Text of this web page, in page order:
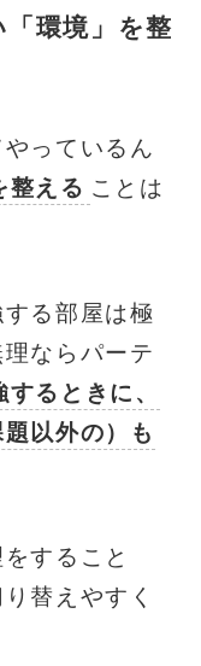
環境」を整
っているん
整える ことは
る部屋は極
ならパーテ
するときに、
以外の）も
すること
替えやすく